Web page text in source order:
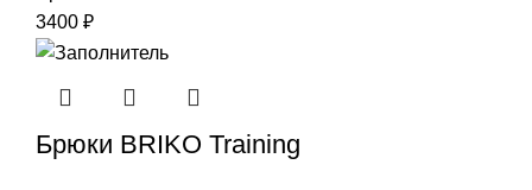
3400 ₽
Брюки BRIKO Training